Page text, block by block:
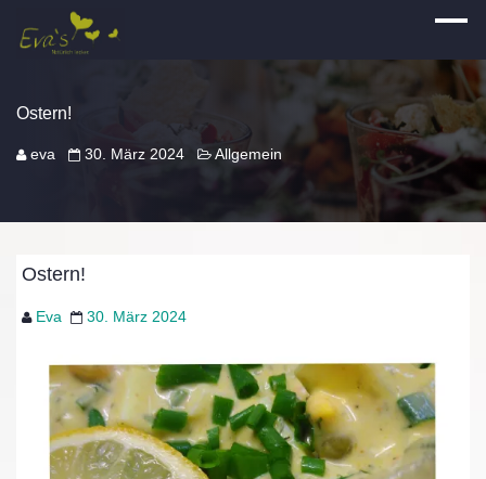
Ostern!
eva 30. März 2024 Allgemein
Ostern!
Eva 30. März 2024